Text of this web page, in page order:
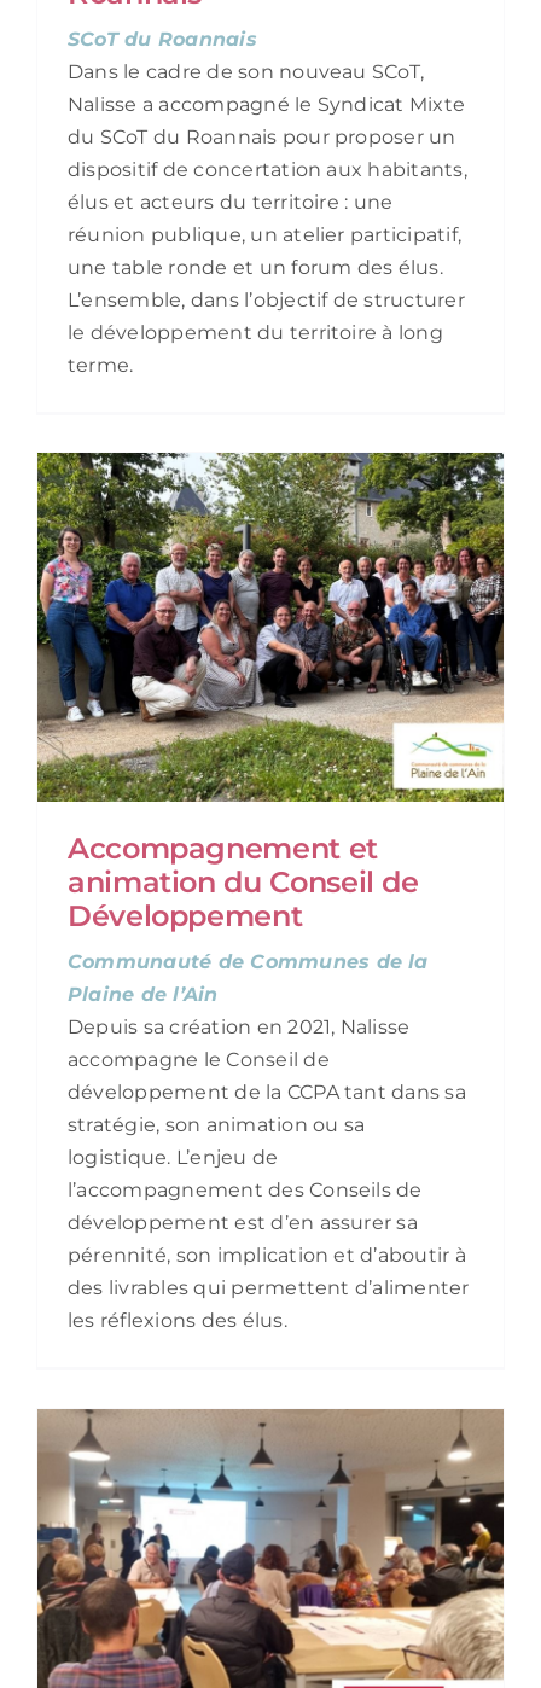
SCoT du Roannais
Dans le cadre de son nouveau SCoT,
Nalisse a accompagné le Syndicat Mixte
du SCoT du Roannais pour proposer un
dispositif de concertation aux habitants,
élus et acteurs du territoire : une
réunion publique, un atelier participatif,
une table ronde et un forum des élus.
L’ensemble, dans l’objectif de structurer
le développement du territoire à long
terme.
Accompagnement et
animation du Conseil de
Développement
Communauté de Communes de la
Plaine de l’Ain
Depuis sa création en 2021, Nalisse
accompagne le Conseil de
développement de la CCPA tant dans sa
stratégie, son animation ou sa
logistique. L’enjeu de
l’accompagnement des Conseils de
développement est d’en assurer sa
pérennité, son implication et d’aboutir à
des livrables qui permettent d’alimenter
les réflexions des élus.